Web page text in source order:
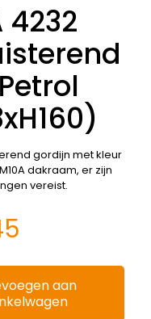
4232
gordijn met kleur
dakraam, er zijn
vereist.
aan